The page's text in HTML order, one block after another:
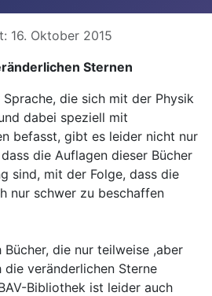
16. Oktober 2015
Sternen
die sich mit der Physik
dabei speziell mit
befasst, gibt es leider nicht nur
die Auflagen dieser Bücher
sind, mit der Folge, dass die
nur schwer zu beschaffen
die nur teilweise ,aber
veränderlichen Sterne
Bibliothek ist leider auch